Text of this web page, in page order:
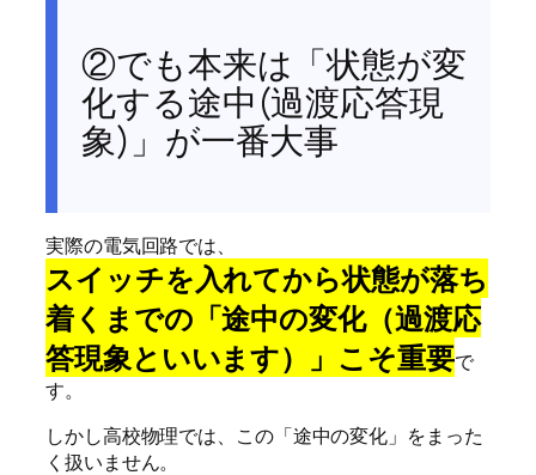
②でも本来は「状態が変
化する途中(過渡応答現
象)」が一番大事
実際の電気回路では、
スイッチを入れてから状態が落ち
着くまでの「途中の変化（過渡応
答現象といいます）」こそ重要で
す。
しかし高校物理では、この「途中の変化」をまった
く扱いません。